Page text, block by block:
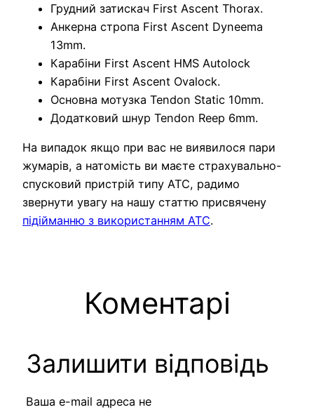
Грудний затискач First Ascent Thorax.
Анкерна стропа First Ascent Dyneema
13mm.
Карабіни First Ascent HMS Autolock
Карабіни First Ascent Ovalock.
Основна мотузка Tendon Static 10mm.
Додатковий шнур Tendon Reep 6mm.
На випадок якщо при вас не виявилося пари
жумарів, а натомість ви маєте страхувально-
спусковий пристрій типу ATC, радимо
звернути увагу на нашу статтю присвячену
підійманню з використанням ATC.
Коментарі
Залишити відповідь
Ваша e-mail адреса не